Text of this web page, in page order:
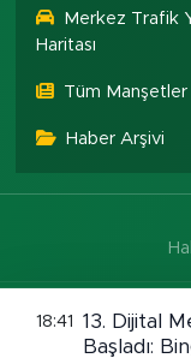
Merkez Trafik
Haritası
Tüm Manşetler
Haber Arşivi
18:41
13. Dijital
Başladı: